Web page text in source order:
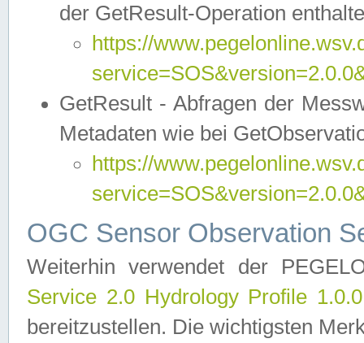
der GetResult-Operation
https://
GetResult - Abfragen der
Metadaten wie bei
https://
OGC Sensor Observation
Weiterhin verwendet der
Service 2.0 Hydrology Profile
bereitzustellen. Die wichtigsten